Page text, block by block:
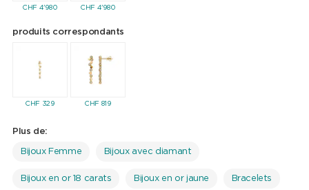
déclaration de style et d'élégance.
CHF 4'980 CHF 4'980
produits correspondants
CHF 329 CHF 819
Plus de:
Bijoux Femme Bijoux avec diamant
Bijoux en or 18 carats Bijoux en or jaune Bracelets